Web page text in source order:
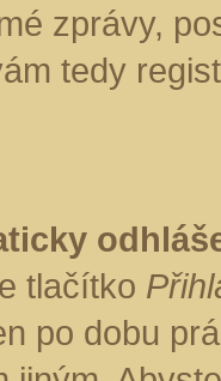
zprávy,
tedy
tlačítko
po dobu